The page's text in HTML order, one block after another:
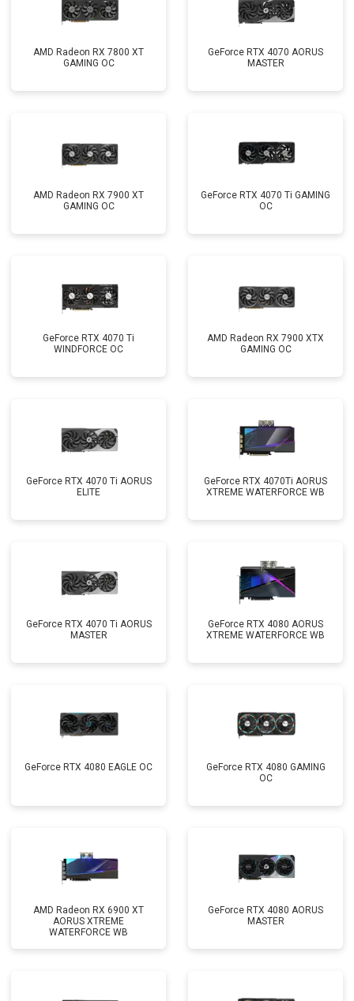
AMD Radeon RX 7800 XT
GAMING OC
GeForce RTX 4070 AORUS
MASTER
AMD Radeon RX 7900 XT
GAMING OC
GeForce RTX 4070 Ti GAMING
OC
GeForce RTX 4070 Ti
WINDFORCE OC
AMD Radeon RX 7900 XTX
GAMING OC
GeForce RTX 4070 Ti AORUS
ELITE
GeForce RTX 4070Ti AORUS
XTREME WATERFORCE WB
GeForce RTX 4070 Ti AORUS
MASTER
GeForce RTX 4080 AORUS
XTREME WATERFORCE WB
GeForce RTX 4080 EAGLE OC
GeForce RTX 4080 GAMING
OC
AMD Radeon RX 6900 XT
AORUS XTREME
WATERFORCE WB
GeForce RTX 4080 AORUS
MASTER